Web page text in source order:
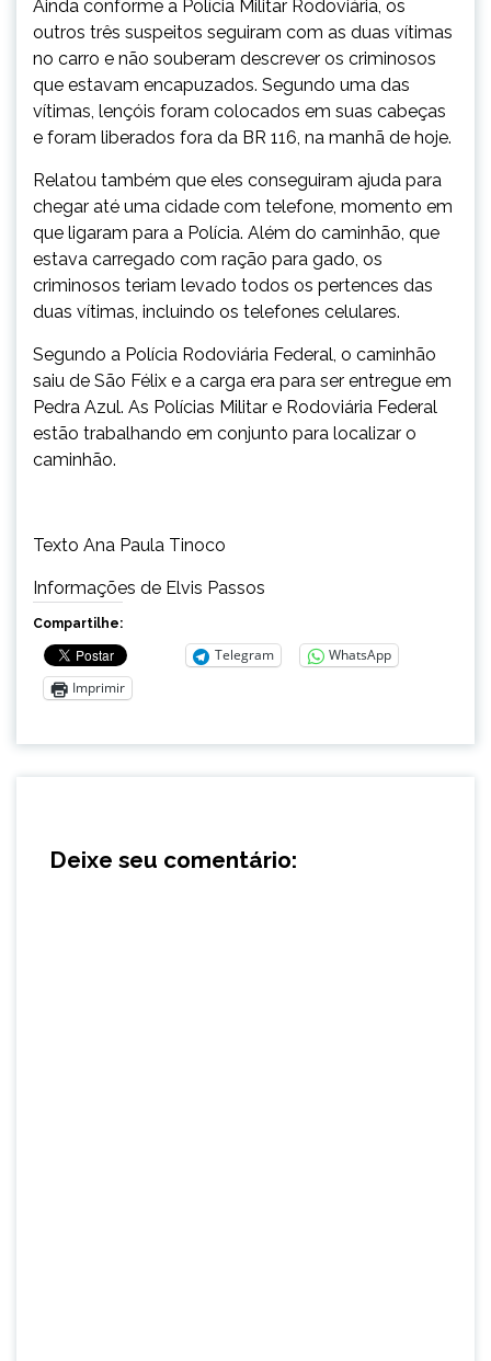
Ainda conforme a Polícia Militar Rodoviária, os
outros três suspeitos seguiram com as duas vítimas
no carro e não souberam descrever os criminosos
que estavam encapuzados. Segundo uma das
vítimas, lençóis foram colocados em suas cabeças
e foram liberados fora da BR 116, na manhã de hoje.
Relatou também que eles conseguiram ajuda para
chegar até uma cidade com telefone, momento em
que ligaram para a Polícia. Além do caminhão, que
estava carregado com ração para gado, os
criminosos teriam levado todos os pertences das
duas vítimas, incluindo os telefones celulares.
Segundo a Polícia Rodoviária Federal, o caminhão
saiu de São Félix e a carga era para ser entregue em
Pedra Azul. As Polícias Militar e Rodoviária Federal
estão trabalhando em conjunto para localizar o
caminhão.
Texto Ana Paula Tinoco
Informações de Elvis Passos
Compartilhe:
Telegram
WhatsApp
Imprimir
Deixe seu comentário: